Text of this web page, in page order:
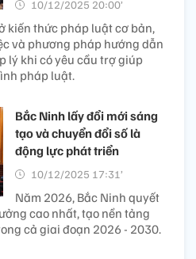
10/12/2025 20:00’
kiến thức pháp luật cơ bản,
và phương pháp hướng dẫn
lý khi có yêu cầu trợ giúp
pháp luật.
Bắc Ninh lấy đổi mới sáng
tạo và chuyển đổi số là
động lực phát triển
10/12/2025 17:31’
Năm 2026, Bắc Ninh quyết
cao nhất, tạo nền tảng
cả giai đoạn 2026 - 2030.